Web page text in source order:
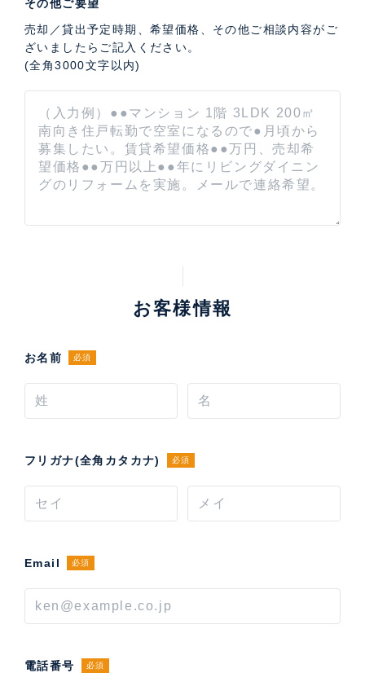
その他ご要望
売却／貸出予定時期、希望価格、その他ご相談内容がご
ざいましたらご記入ください。
(全角3000文字以内)
お客様情報
お名前 必須
フリガナ(全角カタカナ) 必須
Email 必須
電話番号 必須